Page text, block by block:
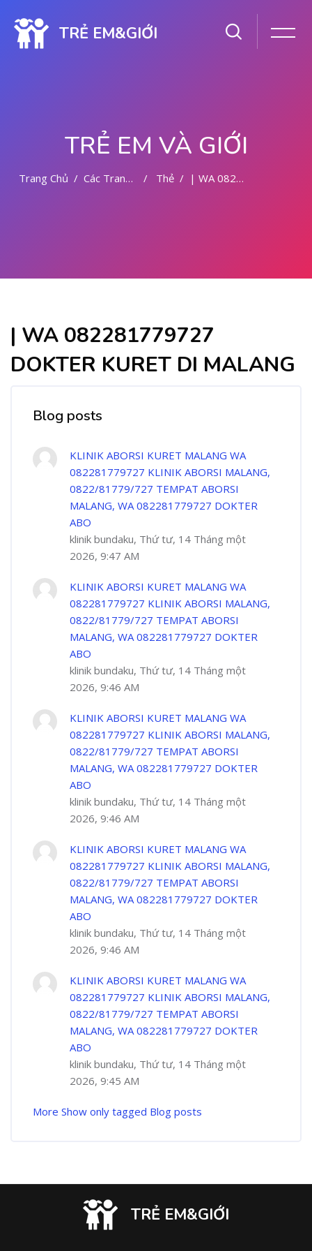
TRẺ EM&GIỚI
TRẺ EM VÀ GIỚI
Trang Chủ Các Trang Của Hệ Thống Thẻ | WA 082281779727 DOKTER KURET DI MALANG
| WA 082281779727
DOKTER KURET DI MALANG
Blog posts
KLINIK ABORSI KURET MALANG WA
082281779727 KLINIK ABORSI MALANG,
0822/81779/727 TEMPAT ABORSI
MALANG, WA 082281779727 DOKTER
ABO
klinik bundaku, Thứ tư, 14 Tháng một
2026, 9:47 AM
KLINIK ABORSI KURET MALANG WA
082281779727 KLINIK ABORSI MALANG,
0822/81779/727 TEMPAT ABORSI
MALANG, WA 082281779727 DOKTER
ABO
klinik bundaku, Thứ tư, 14 Tháng một
2026, 9:46 AM
KLINIK ABORSI KURET MALANG WA
082281779727 KLINIK ABORSI MALANG,
0822/81779/727 TEMPAT ABORSI
MALANG, WA 082281779727 DOKTER
ABO
klinik bundaku, Thứ tư, 14 Tháng một
2026, 9:46 AM
KLINIK ABORSI KURET MALANG WA
082281779727 KLINIK ABORSI MALANG,
0822/81779/727 TEMPAT ABORSI
MALANG, WA 082281779727 DOKTER
ABO
klinik bundaku, Thứ tư, 14 Tháng một
2026, 9:46 AM
KLINIK ABORSI KURET MALANG WA
082281779727 KLINIK ABORSI MALANG,
0822/81779/727 TEMPAT ABORSI
MALANG, WA 082281779727 DOKTER
ABO
klinik bundaku, Thứ tư, 14 Tháng một
2026, 9:45 AM
More Show only tagged Blog posts
TRẺ EM&GIỚI